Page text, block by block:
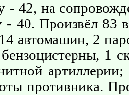
- 42, на
- 40. Произвёл 83
автомашин, 2
1
противника.